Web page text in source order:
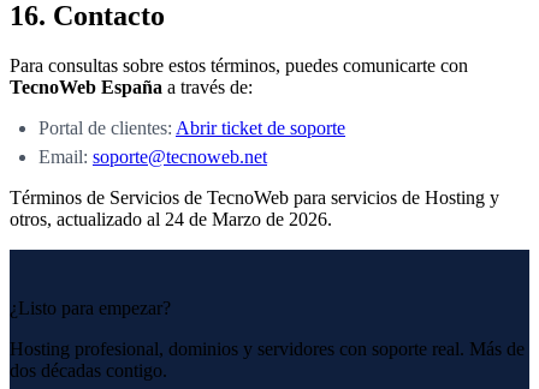
16. Contacto
Para consultas sobre estos términos, puedes comunicarte con
TecnoWeb España a través de:
Portal de clientes: Abrir ticket de soporte
Email: soporte@tecnoweb.net
Términos de Servicios de TecnoWeb para servicios de Hosting y
otros, actualizado al 24 de Marzo de 2026.
¿Listo para empezar?
Hosting profesional, dominios y servidores con soporte real. Más de
dos décadas contigo.